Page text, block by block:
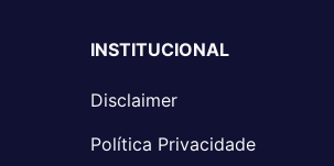
INSTITUCIONAL
Disclaimer
Política Privacidade